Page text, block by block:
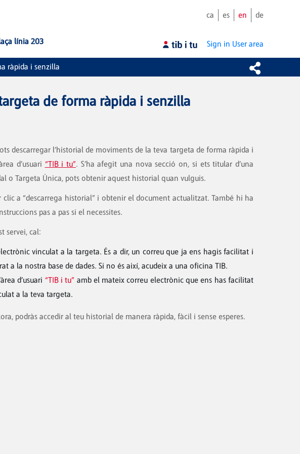
ca es en de
línia 203 Sign in User area
ràpida i senzilla
de forma ràpida i senzilla
descarregar l’historial de moviments de la teva targeta de forma ràpida i
d’usuari “TIB i tu”. S’ha afegit una nova secció on, si ets titular d’una
o Targeta Única, pots obtenir aquest historial quan vulguis.
clic a “descarrega historial” i obtenir el document actualitzat. També hi ha
pas a pas si el necessites.
servei, cal:
vinculat a la targeta. És a dir, un correu que ja ens hagis facilitat i
a la nostra base de dades. Si no és així, acudeix a una oficina TIB.
d’usuari “TIB i tu” amb el mateix correu electrònic que ens has facilitat
a la teva targeta.
podràs accedir al teu historial de manera ràpida, fàcil i sense esperes.